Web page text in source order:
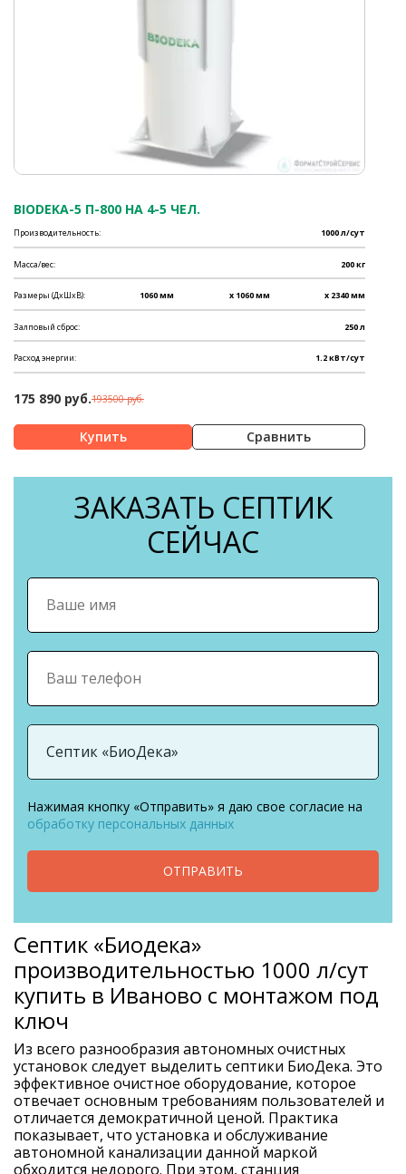
BIODEKA-5 П-800 НА 4-5 ЧЕЛ.
Производительность: 1000 л/сут
Масса/вес: 200 кг
Размеры (ДхШхВ): 1060 мм x 1060 мм x 2340 мм
Залповый сброс: 250 л
Расход энергии: 1.2 кВт/сут
175 890 руб.193500 руб.
Сравнить
ЗАКАЗАТЬ СЕПТИК
СЕЙЧАС
Нажимая кнопку «Отправить» я даю свое согласие на
обработку персональных данных
ОТПРАВИТЬ
Септик «Биодека»
производительностью 1000 л/сут
купить в Иваново с монтажом под
ключ
Из всего разнообразия автономных очистных
установок следует выделить септики БиоДека. Это
эффективное очистное оборудование, которое
отвечает основным требованиям пользователей и
отличается демократичной ценой. Практика
показывает, что установка и обслуживание
автономной канализации данной маркой
обходится недорого. При этом, станция